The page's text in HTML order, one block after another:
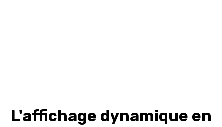
L'affichage dynamique en